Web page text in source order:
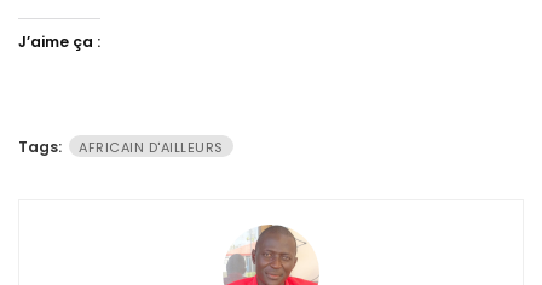
J’aime ça :
Tags: AFRICAIN D'AILLEURS